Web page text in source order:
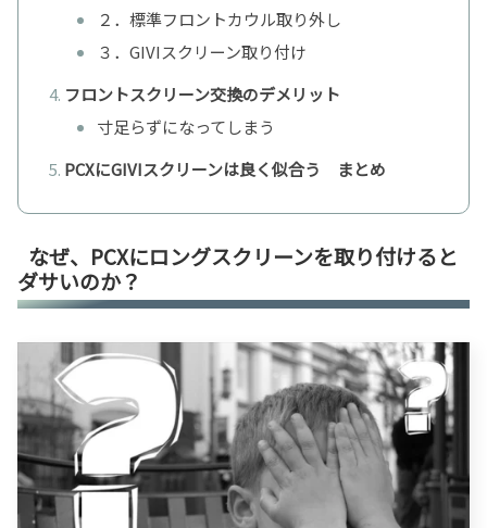
２．標準フロントカウル取り外し
３．GIVIスクリーン取り付け
フロントスクリーン交換のデメリット
寸足らずになってしまう
PCXにGIVIスクリーンは良く似合う まとめ
なぜ、PCXにロングスクリーンを取り付けると
ダサいのか？